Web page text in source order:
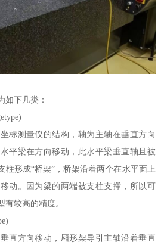
如下几类：
标测量仪的结构，轴为主轴在垂直方向
平梁在方向移动，此水平梁垂直轴且被
柱形成“桥架”，桥架沿着两个在水平面上
动。因为梁的两端被支柱支撑，所以可
较高的精度。
直方向移动，厢形架导引主轴沿着垂直